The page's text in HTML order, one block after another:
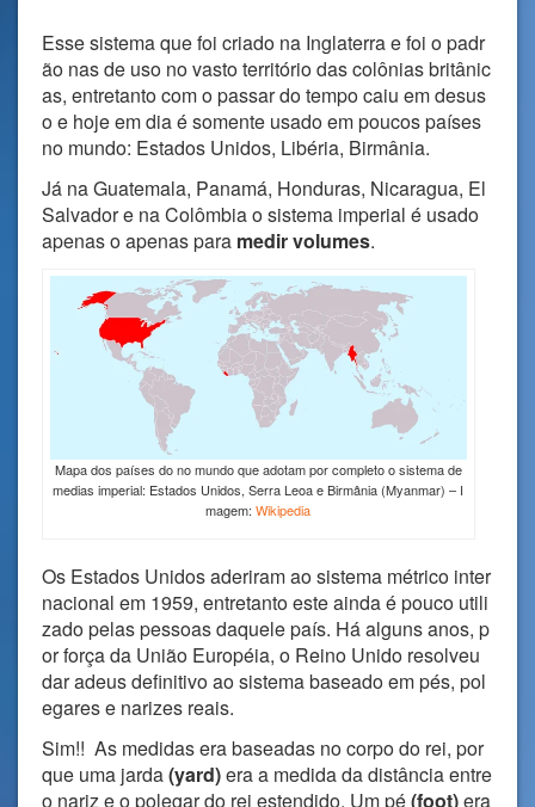
Esse sistema que foi criado na Inglaterra e foi o padr
ão nas de uso no vasto território das colônias britânic
as, entretanto com o passar do tempo caiu em desus
o e hoje em dia é somente usado em poucos países
no mundo: Estados Unidos, Libéria, Birmânia.
Já na Guatemala, Panamá, Honduras, Nicaragua, El
Salvador e na Colômbia o sistema imperial é usado
apenas o apenas para medir volumes.
Mapa dos países do no mundo que adotam por completo o sistema de
medias imperial: Estados Unidos, Serra Leoa e Birmânia (Myanmar) – I
magem:Wikipedia
Os Estados Unidos aderiram ao sistema métrico inter
nacional em 1959, entretanto este ainda é pouco utili
zado pelas pessoas daquele país. Há alguns anos, p
or força da União Européia, o Reino Unido resolveu
dar adeus definitivo ao sistema baseado em pés, pol
egares e narizes reais.
Sim!! As medidas era baseadas no corpo do rei, por
que uma jarda(yard)era a medida da distância entre
o nariz e o polegar do rei estendido. Um pé(foot)era